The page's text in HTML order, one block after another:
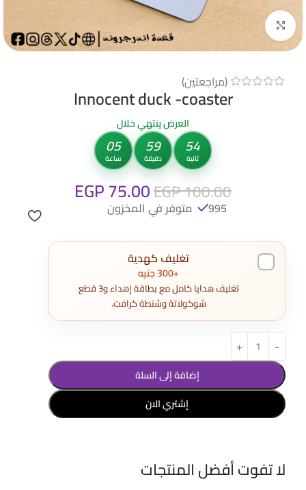
Click to enlarge
(مراجعتين)
Innocent duck -coaster
العرض ينتهي خلال
05
ساعة
59
دقيقة
53
ثانية
EGP100.00
EGP75.00
995 متوفر في المخزون
تغليف كهدية
+300 جنيه
تغليف هدايا كامل مع بطاقة إهداء و3 قطع
شوكولاتة وشنطة كرافت.
إضافة إلى السلة
إشتري الان
لا تفوت أفضل المنتجات